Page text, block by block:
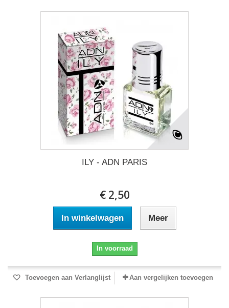
ILY - ADN PARIS
€ 2,50
In winkelwagen Meer
In voorraad
Toevoegen aan Verlanglijst Aan vergelijken toevoegen